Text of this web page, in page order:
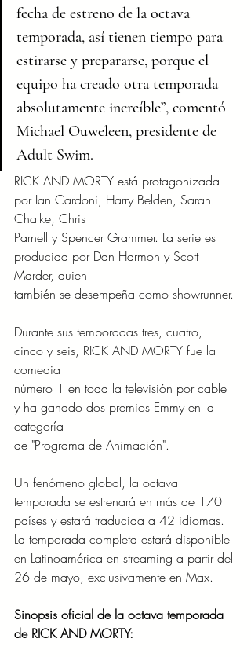
fecha de estreno de la octava
temporada, así tienen tiempo para
estirarse y prepararse, porque el
equipo ha creado otra temporada
absolutamente increíble”, comentó
Michael Ouweleen, presidente de
Adult Swim.
RICK AND MORTY está protagonizada
por Ian Cardoni, Harry Belden, Sarah
Chalke, Chris
Parnell y Spencer Grammer. La serie es
producida por Dan Harmon y Scott
Marder, quien
también se desempeña como showrunner.
Durante sus temporadas tres, cuatro,
cinco y seis, RICK AND MORTY fue la
comedia
número 1 en toda la televisión por cable
y ha ganado dos premios Emmy en la
categoría
de "Programa de Animación".
Un fenómeno global, la octava
temporada se estrenará en más de 170
países y estará traducida a 42 idiomas.
La temporada completa estará disponible
en Latinoamérica en streaming a partir del
26 de mayo, exclusivamente en Max.
Sinopsis oficial de la octava temporada
de RICK AND MORTY: